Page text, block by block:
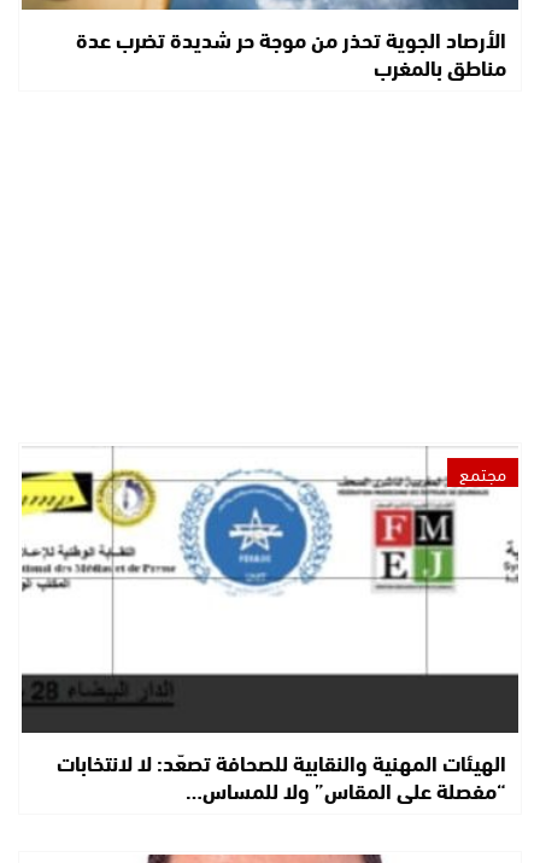
الأرصاد الجوية تحذر من موجة حر شديدة تضرب عدة
مناطق بالمغرب
مجتمع
الهيئات المهنية والنقابية للصحافة تصعّد: لا لانتخابات
“مفصلة على المقاس” ولا للمساس…